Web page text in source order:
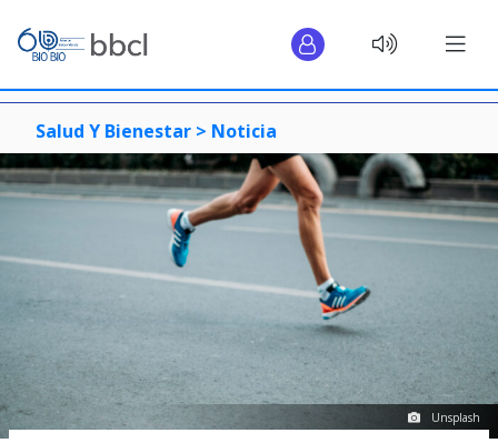
Salud Y Bienestar > Noticia
Unsplash